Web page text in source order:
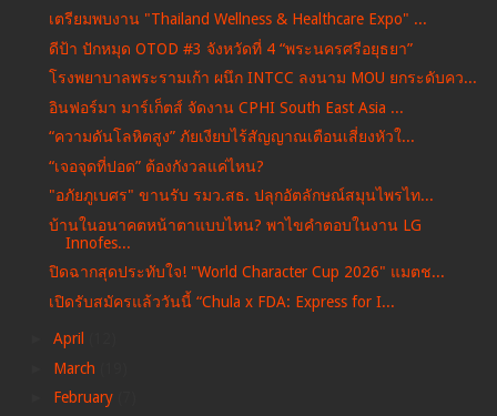
เตรียมพบงาน "Thailand Wellness & Healthcare Expo" ...
ดีป้า ปักหมุด OTOD #3 จังหวัดที่ 4 “พระนครศรีอยุธยา”
โรงพยาบาลพระรามเก้า ผนึก INTCC ลงนาม MOU ยกระดับคว...
อินฟอร์มา มาร์เก็ตส์ จัดงาน CPHI South East Asia ...
“ความดันโลหิตสูง” ภัยเงียบไร้สัญญาณเตือนเสี่ยงหัวใ...
“เจอจุดที่ปอด” ต้องกังวลแค่ไหน?
"อภัยภูเบศร" ขานรับ รมว.สธ. ปลุกอัตลักษณ์สมุนไพรไท...
บ้านในอนาคตหน้าตาแบบไหน? พาไขคำตอบในงาน LG
Innofes...
ปิดฉากสุดประทับใจ! "World Character Cup 2026" แมตช...
เปิดรับสมัครแล้ววันนี้ “Chula x FDA: Express for I...
April
March
February